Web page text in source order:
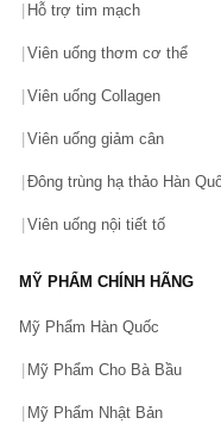
Hỗ trợ tim mạch
Viên uống thơm cơ thể
Viên uống Collagen
Viên uống giảm cân
Đông trùng hạ thảo Hàn
Viên uống nội tiết tố
MỸ PHẨM CHÍNH HÃNG
Mỹ Phẩm Hàn Quốc
Mỹ Phẩm Cho Bà Bầu
Mỹ Phẩm Nhật Bản